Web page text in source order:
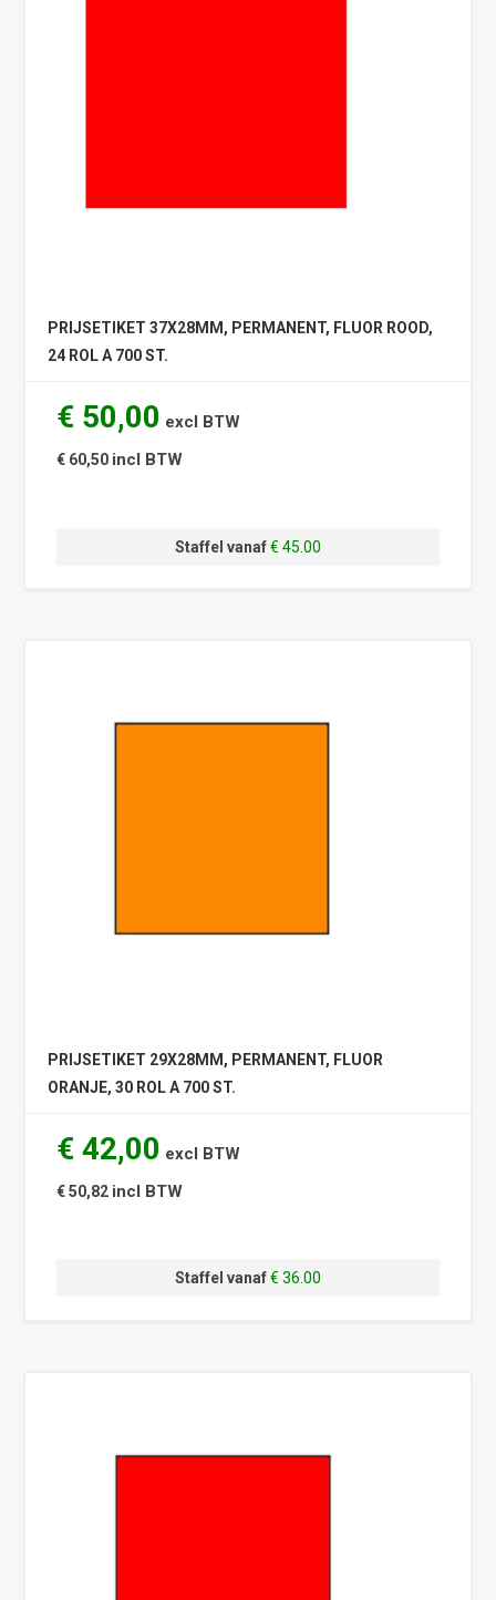
PRIJSETIKET 37X28MM, PERMANENT, FLUOR ROOD,
24 ROL A 700 ST.
€ 50,00 excl BTW
€ 60,50 incl BTW
Staffel vanaf€ 45.00
PRIJSETIKET 29X28MM, PERMANENT, FLUOR
ORANJE, 30 ROL A 700 ST.
€ 42,00 excl BTW
€ 50,82 incl BTW
Staffel vanaf€ 36.00